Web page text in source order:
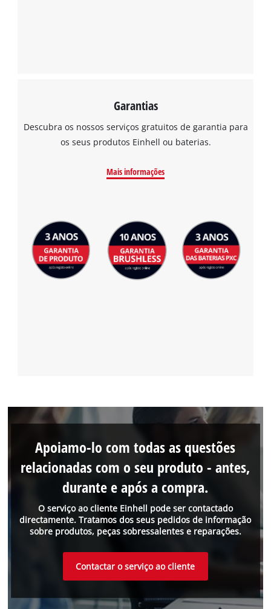
Garantias
Descubra os nossos serviços gratuitos de garantia para
os seus produtos Einhell ou baterias.
Mais informações
O serviço ao cliente Einhell pode ser contactado
directamente. Tratamos dos seus pedidos de informação
sobre produtos, peças sobressalentes e reparações.
Apoiamo-lo com todas as questões
relacionadas com o seu produto - antes,
durante e após a compra.
Contactar o serviço ao cliente